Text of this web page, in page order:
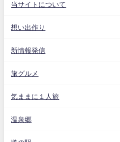
当サイトについて
想い出作り
新情報発信
旅グルメ
気ままに１人旅
温泉郷